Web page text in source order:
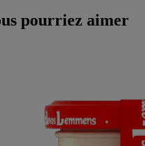
pourriez aimer